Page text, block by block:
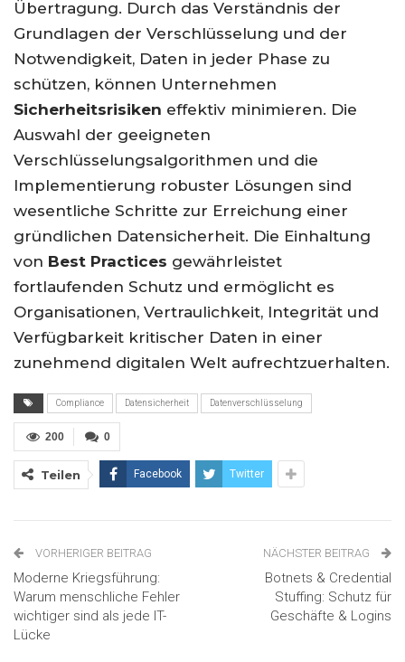
Übertragung. Durch das Verständnis der
Grundlagen der Verschlüsselung und der
Notwendigkeit, Daten in jeder Phase zu
schützen, können Unternehmen
Sicherheitsrisiken effektiv minimieren. Die
Auswahl der geeigneten
Verschlüsselungsalgorithmen und die
Implementierung robuster Lösungen sind
wesentliche Schritte zur Erreichung einer
gründlichen Datensicherheit. Die Einhaltung
von Best Practices gewährleistet
fortlaufenden Schutz und ermöglicht es
Organisationen, Vertraulichkeit, Integrität und
Verfügbarkeit kritischer Daten in einer
zunehmend digitalen Welt aufrechtzuerhalten.
Compliance Datensicherheit Datenverschlüsselung
0
200
Teilen Facebook Twitter
VORHERIGER BEITRAG
Moderne Kriegsführung:
Warum menschliche Fehler
wichtiger sind als jede IT-
Lücke
NÄCHSTER BEITRAG
Botnets & Credential
Stuffing: Schutz für
Geschäfte & Logins